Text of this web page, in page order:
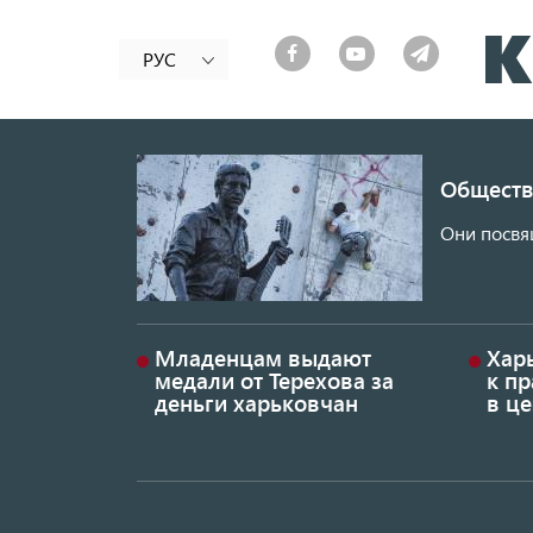
РУС
Они
Младенцам выдают
медали от Терехова за
деньги харьковчан
к
в